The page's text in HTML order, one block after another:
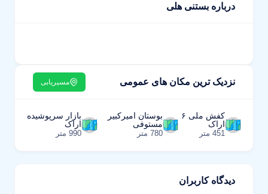
درباره بستنی هلی
نزدیک ترین مکان های عمومی مسیریابی
کفش ملی ۶
اراک
451 متر
بوستان امیرکبیر
مستوفی
780 متر
بازار سرپوشیده
اراک
990 متر
دیدگاه کاربران